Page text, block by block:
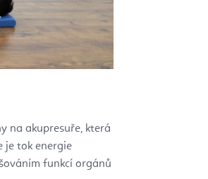
na akupresuře, která
je tok energie
funkcí orgánů